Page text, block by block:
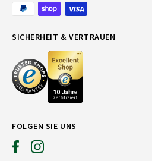
FOLGEN SIE UNS
SICHERHEIT & VERTRAUEN